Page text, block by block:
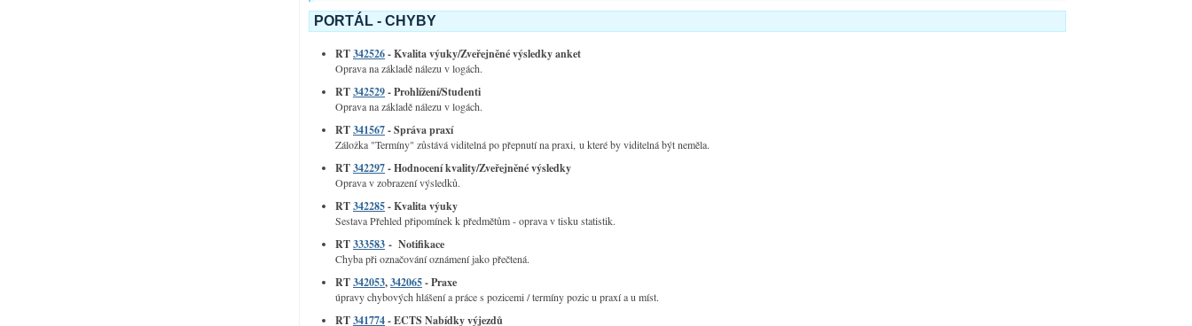
PORTÁL - CHYBY
RT342526- Kvalita výuky/Zveřejněné výsledky anket
Oprava na základě nálezu v logách.
RT342529- Prohlížení/Studenti
Oprava na základě nálezu v logách.
RT341567- Správa praxí
Záložka "Termíny" zůstává viditelná po přepnutí na praxi, u které by viditelná být neměla.
RT342297- Hodnocení kvality/Zveřejněné výsledky
Oprava v zobrazení výsledků.
RT342285- Kvalita výuky
Sestava Přehled připomínek k předmětům - oprava v tisku statistik.
RT333583 - Notifikace
Chyba při označování oznámení jako přečtená.
RT342053,342065- Praxe
úpravy chybových hlášení a práce s pozicemi / termíny pozic u praxí a u míst.
RT341774- ECTS Nabídky výjezdů